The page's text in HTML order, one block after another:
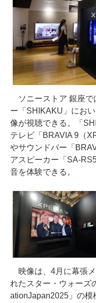
ソニーストア 銀座で
ー「SHIKAKU」にお
像が視聴できる。「
テレビ「BRAVIA 9（
やサウンドバー「
アスピーカー「SA-
音を体験できる。
映像は、4月に幕張
れたスター・ウォーズ
ationJapan2025」の模